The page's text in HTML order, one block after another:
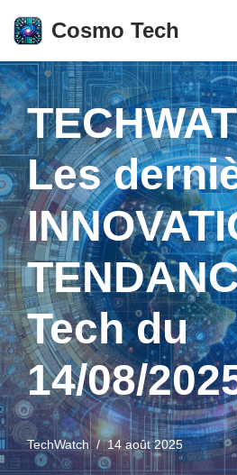
Aller
au
contenu
Cosmo Tech
Les
Tech du
14/08/
TechWatch 14 août 2025